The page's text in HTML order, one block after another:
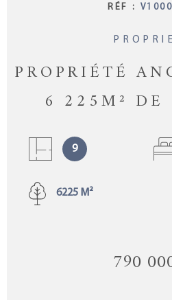
RÉF :
PROPRIÉTÉ
6 225M² DE
9
6225 M²
790